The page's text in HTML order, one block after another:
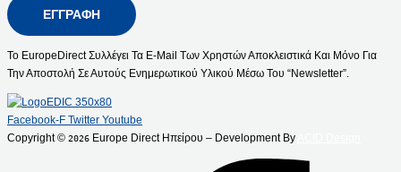
ΕΓΓΡΑΦΉ
Το EuropeDirect Συλλέγει Τα E-Mail Των Χρηστών Αποκλειστικά Και Μόνο Για
Την Αποστολή Σε Αυτούς Ενημερωτικού Υλικού Μέσω Του “Newsletter”.
Facebook-F Twitter Youtube
Copyright © 2026 Europe Direct Ηπείρου – Development By